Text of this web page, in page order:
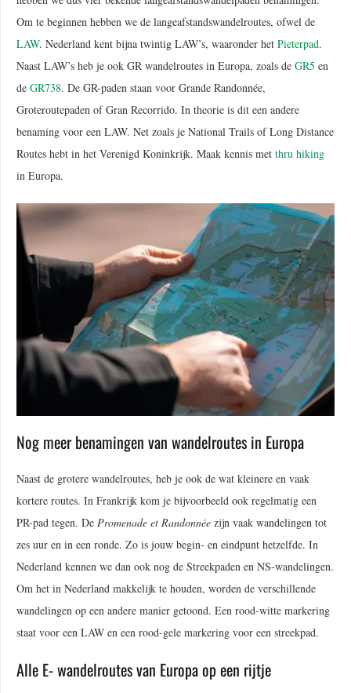
Om te beginnen hebben we de langeafstandswandelroutes, ofwel de
LAW. Nederland kent bijna twintig LAW’s, waaronder het Pieterpad.
Naast LAW’s heb je ook GR wandelroutes in Europa, zoals de GR5 en
de GR738. De GR-paden staan voor Grande Randonnée,
Groteroutepaden of Gran Recorrido. In theorie is dit een andere
benaming voor een LAW. Net zoals je National Trails of Long Distance
Routes hebt in het Verenigd Koninkrijk. Maak kennis met thru hiking
in Europa.
Nog meer benamingen van wandelroutes in Europa
Naast de grotere wandelroutes, heb je ook de wat kleinere en vaak
kortere routes. In Frankrijk kom je bijvoorbeeld ook regelmatig een
PR-pad tegen. De Promenade et Randonnée zijn vaak wandelingen tot
zes uur en in een ronde. Zo is jouw begin- en eindpunt hetzelfde. In
Nederland kennen we dan ook nog de Streekpaden en NS-wandelingen.
Om het in Nederland makkelijk te houden, worden de verschillende
wandelingen op een andere manier getoond. Een rood-witte markering
staat voor een LAW en een rood-gele markering voor een streekpad.
Alle E- wandelroutes van Europa op een rijtje